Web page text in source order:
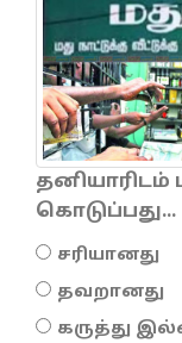
கொடுப்பது...
சரியானது
தவறானது
கருத்து